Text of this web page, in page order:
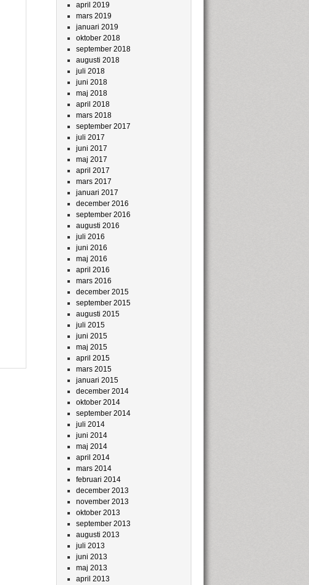
april 2019
mars 2019
januari 2019
oktober 2018
september 2018
augusti 2018
juli 2018
juni 2018
maj 2018
april 2018
mars 2018
september 2017
juli 2017
juni 2017
maj 2017
april 2017
mars 2017
januari 2017
december 2016
september 2016
augusti 2016
juli 2016
juni 2016
maj 2016
april 2016
mars 2016
december 2015
september 2015
augusti 2015
juli 2015
juni 2015
maj 2015
april 2015
mars 2015
januari 2015
december 2014
oktober 2014
september 2014
juli 2014
juni 2014
maj 2014
april 2014
mars 2014
februari 2014
december 2013
november 2013
oktober 2013
september 2013
augusti 2013
juli 2013
juni 2013
maj 2013
april 2013